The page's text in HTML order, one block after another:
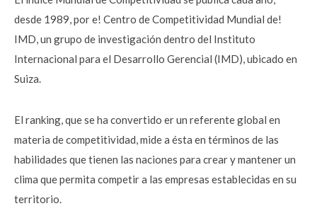
desde 1989, por e! Centro de Competitividad Mundial de!
IMD, un grupo de investigación dentro del Instituto
Internacional para el Desarrollo Gerencial (IMD), ubicado en
Suiza.
El ranking, que se ha convertido er un referente global en
materia de competitividad, mide a ésta en términos de las
habilidades que tienen las naciones para crear y mantener un
clima que permita competir a las empresas establecidas en su
territorio.